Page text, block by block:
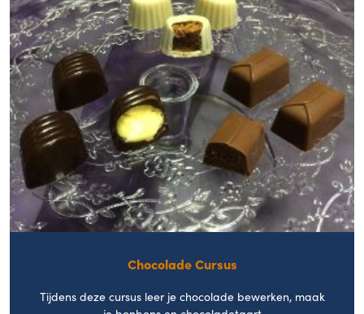
Chocolade Cursus
Tijdens deze cursus leer je chocolade bewerken, maak